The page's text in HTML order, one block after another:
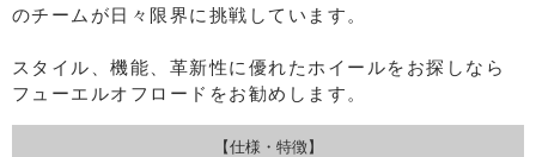
のチームが日々限界に挑戦しています。
スタイル、機能、革新性に優れたホイールをお探しなら
フューエルオフロードをお勧めします。
【仕様・特徴】